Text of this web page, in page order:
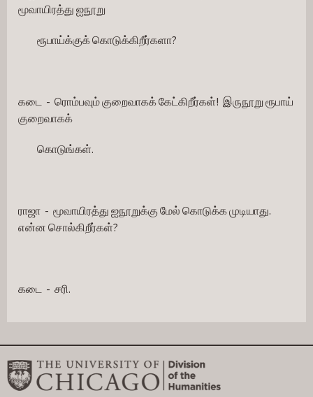
மூவாயிரத்து ஐநூறு
ரூபாய்க்குக் கொடுக்கிறீர்களா?
கடை  -  ரொம்பவும் குறைவாகக் கேட்கிறீர்கள்!  இருநூறு ரூபாய்
குறைவாகக்
கொடுங்கள்.
ராஜா  -  மூவாயிரத்து ஐநூறுக்கு மேல் கொடுக்க முடியாது.
என்ன சொல்கிறீர்கள்?
கடை  -  சரி.